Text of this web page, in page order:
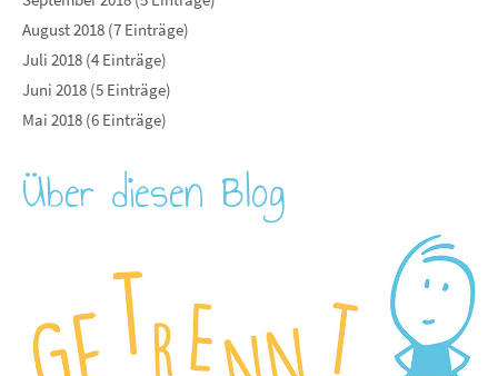
August 2018 (7 Einträge)
Juli 2018 (4 Einträge)
Juni 2018 (5 Einträge)
Mai 2018 (6 Einträge)
Über diesen Blog